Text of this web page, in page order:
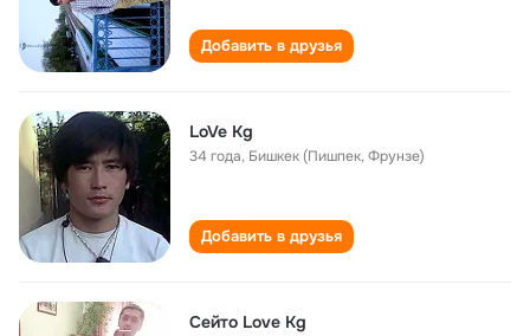
Добавить в друзья
LoVe Kg
34 года, Бишкек (Пишпек, Фрунзе)
Добавить в друзья
Сейто Love Kg